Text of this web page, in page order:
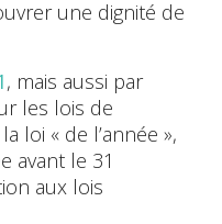
une dignité de
, mais aussi par
les lois de
loi « de l’année »,
avant le 31
aux lois